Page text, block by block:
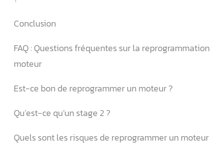
Conclusion
FAQ : Questions fréquentes sur la reprogrammation
moteur
Est-ce bon de reprogrammer un moteur ?
Qu’est-ce qu’un stage 2 ?
Quels sont les risques de reprogrammer un moteur